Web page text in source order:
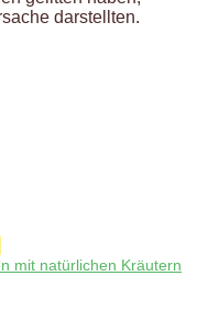
darstellten.
mit natürlichen Kräutern